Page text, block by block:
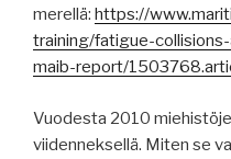
merellä: https://
training/fatigue-
maib-report/
Vuodesta 2010
viidenneksellä. Miten se